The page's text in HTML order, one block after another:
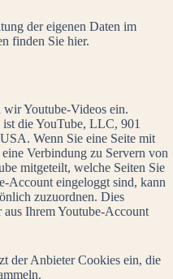
der eigenen Daten im
finden Sie hier.
wir Youtube-Videos ein.
die YouTube, LLC, 901
Wenn Sie eine Seite mit
Verbindung zu Servern von
mitgeteilt, welche Seiten Sie
Account eingeloggt sind, kann
zuzuordnen. Dies
Ihrem Youtube-Account
der Anbieter Cookies ein, die